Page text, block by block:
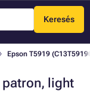
Keresés
Menü
Epson T5919
patron, light